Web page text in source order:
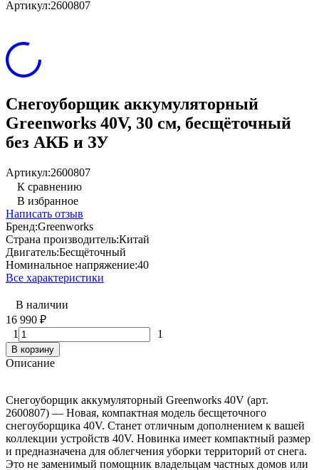
Артикул:2600807
Снегоуборщик аккумуляторный
Greenworks 40V, 30 см, бесщёточный
без АКБ и ЗУ
Артикул:2600807
К сравнению
В избранное
Написать отзыв
Бренд:Greenworks
Страна производитель:Китай
Двигатель:Бесщёточный
Номинальное напряжение:40
Все характеристики
В наличии
16 990 ₽
1
1
В корзину
Описание
Снегоуборщик аккумуляторный Greenworks 40V (арт.
2600807) — Новая, компактная модель бесщеточного
снегоуборщика 40V. Станет отличным дополнением к вашей
коллекции устройств 40V. Новинка имеет компактный размер
и предназначена для облегчения уборки территорий от снега.
Это не заменимый помощник владельцам частных домов или